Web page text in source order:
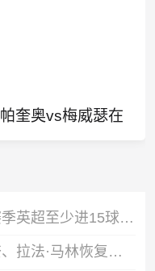
帕奎奥vs梅威瑟在
阿邦拉霍：看好舍什科新赛季英超至少进15球，期待他越踢越好
那不勒斯官方：麦克托米奈、拉法·马林恢复合练